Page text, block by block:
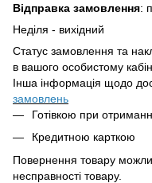
Відправка замовлення:
Неділя - вихідний
Статус замовлення та
в вашого особистому
Інша інформація щодо
замовлень
Готівкою при
Кредитною карткою
Повернення товару
несправності товару.